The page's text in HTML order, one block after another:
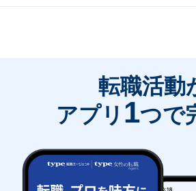
転職活動
アプリ 1つで